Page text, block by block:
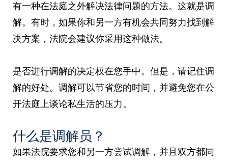
有一种在法庭之外解决法律问题的方法。这就是调
解。有时，如果你和另一方有机会共同努力找到解
决方案，法院会建议你采用这种做法。
是否进行调解的决定权在您手中。但是，请记住调
解的好处。调解可以节省您的时间，并避免您在公
开法庭上谈论私生活的压力。
什么是调解员？
如果法院要求您和另一方尝试调解，并且双方都同